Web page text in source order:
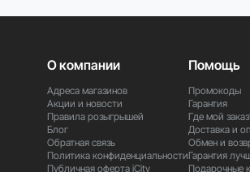
О компании
Адреса магазинов
Акции и новости
Правила розыгрышей
Блог
Обратная связь
Политика конфиденциальности
Публичная оферта iCity
Помощь
Промокоды
Гарантия
Где мой
Доставка и
Обмен и
Гарантия
Подарочные